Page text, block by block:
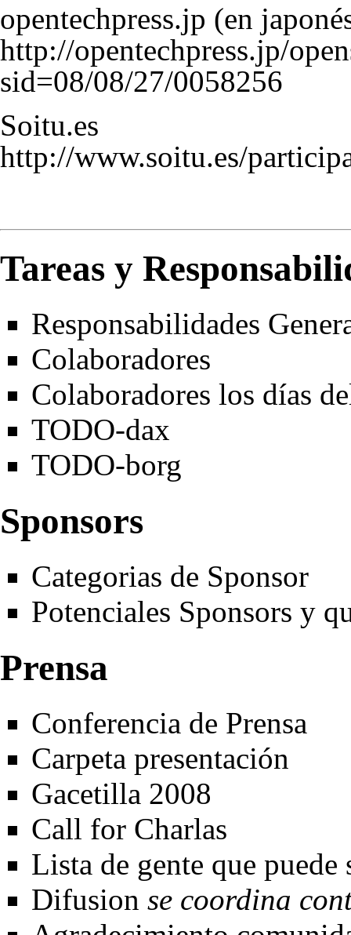
opentechpress.jp (en
http://opentechpress.jp/
sid=08/08/27/0058256
Soitu.es
http://www.soitu.es/
Tareas y
Responsabilidades
Colaboradores
Colaboradores los días
TODO-dax
TODO-borg
Sponsors
Categorias de Sponsor
Potenciales Sponsors y
Prensa
Conferencia de Prensa
Carpeta presentación
Gacetilla 2008
Call for Charlas
Lista de gente que
Difusion se coordina